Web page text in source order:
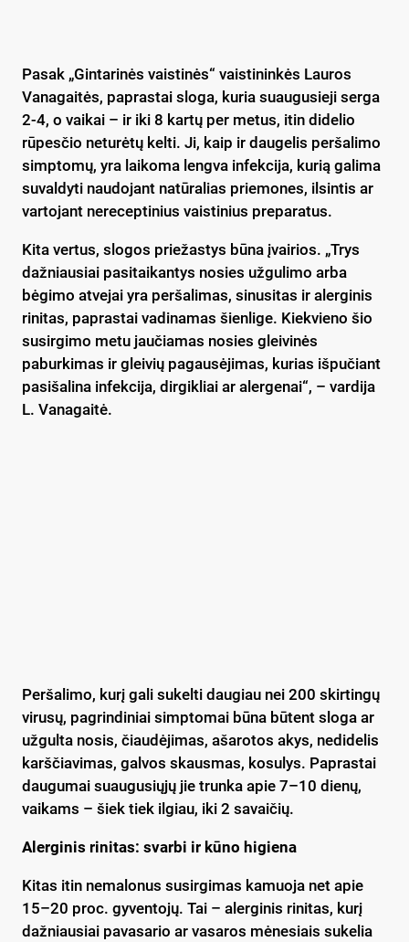
Pasak „Gintarinės vaistinės“ vaistininkės Lauros
Vanagaitės, paprastai sloga, kuria suaugusieji serga
2-4, o vaikai – ir iki 8 kartų per metus, itin didelio
rūpesčio neturėtų kelti. Ji, kaip ir daugelis peršalimo
simptomų, yra laikoma lengva infekcija, kurią galima
suvaldyti naudojant natūralias priemones, ilsintis ar
vartojant nereceptinius vaistinius preparatus.
Kita vertus, slogos priežastys būna įvairios. „Trys
dažniausiai pasitaikantys nosies užgulimo arba
bėgimo atvejai yra peršalimas, sinusitas ir alerginis
rinitas, paprastai vadinamas šienlige. Kiekvieno šio
susirgimo metu jaučiamas nosies gleivinės
paburkimas ir gleivių pagausėjimas, kurias išpučiant
pasišalina infekcija, dirgikliai ar alergenai“, – vardija
L. Vanagaitė.
Peršalimo, kurį gali sukelti daugiau nei 200 skirtingų
virusų, pagrindiniai simptomai būna būtent sloga ar
užgulta nosis, čiaudėjimas, ašarotos akys, nedidelis
karščiavimas, galvos skausmas, kosulys. Paprastai
daugumai suaugusiųjų jie trunka apie 7–10 dienų,
vaikams – šiek tiek ilgiau, iki 2 savaičių.
Alerginis rinitas: svarbi ir kūno higiena
Kitas itin nemalonus susirgimas kamuoja net apie
15–20 proc. gyventojų. Tai – alerginis rinitas, kurį
dažniausiai pavasario ar vasaros mėnesiais sukelia